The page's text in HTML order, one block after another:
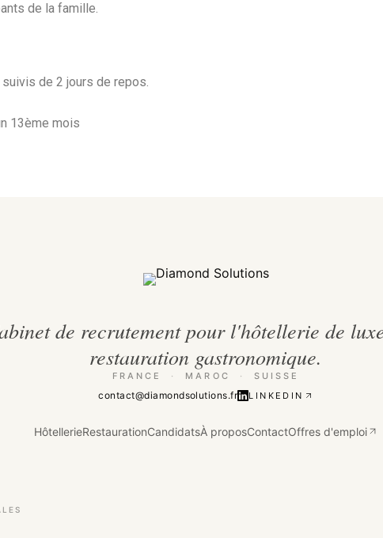
de la famille.
de 2 jours de repos.
13ème mois
de recrutement pour l'hôtellerie de
restauration gastronomique.
FRANCE · MAROC · SUISSE
contact@diamondsolutions.fr LINKEDIN
HôtellerieRestaurationCandidatsÀ proposContactOffres d'emploi